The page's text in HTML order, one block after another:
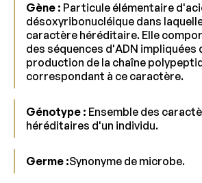
Gène : Particule élémentaire
désoxyribonucléique dans
caractère héréditaire. Elle
des séquences d'ADN impliquées
production de la chaîne
correspondant à ce caractère.
Génotype : Ensemble des
héréditaires d'un individu.
Germe :Synonyme de microbe.